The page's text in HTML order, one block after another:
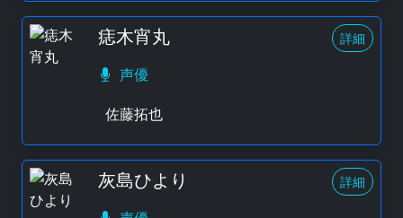
痣木宵丸 詳細
声優
佐藤拓也
灰島ひより 詳細